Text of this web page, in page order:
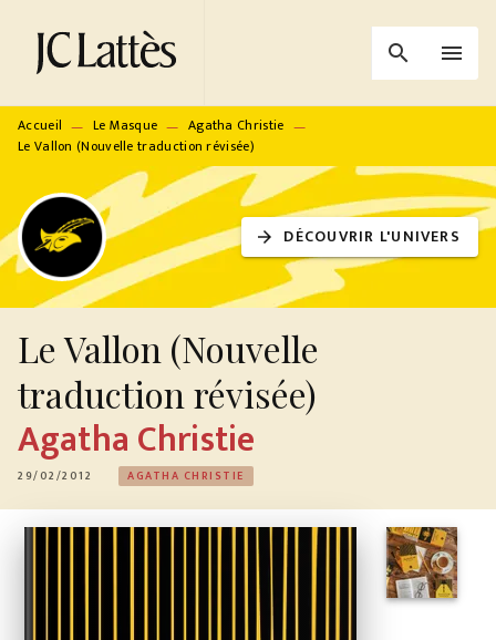
MENU RECHERCHE
PIED DE PAGE
search menu
Accueil — Le Masque — Agatha Christie —
Le Vallon (Nouvelle traduction révisée)
arrow_forward DÉCOUVRIR L'UNIVERS
Le Vallon (Nouvelle
traduction révisée)
Agatha Christie
29/02/2012 AGATHA CHRISTIE